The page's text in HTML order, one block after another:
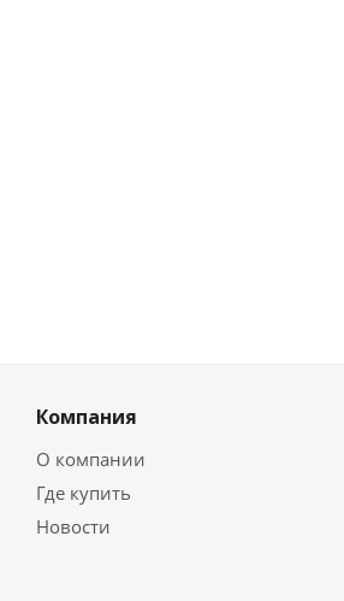
Компания
О компании
Где купить
Новости